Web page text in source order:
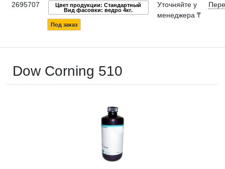
2695707
Цвет продукции: Стандартный
Вид фасовки: ведро 4кг.
Под заказ
Уточняйте у
менеджера ₸
Dow Corning 510